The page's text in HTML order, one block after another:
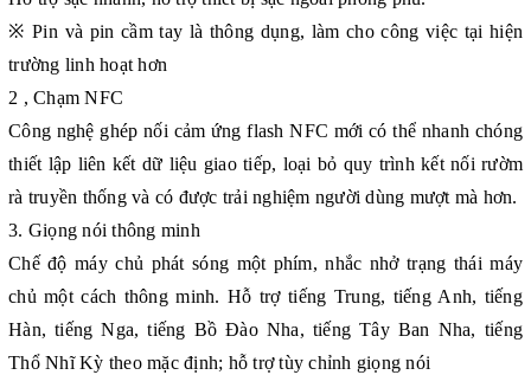
※ Pin và pin cầm tay là thông dụng, làm cho công việc tại hiện
trường linh hoạt hơn
2 , Chạm NFC
Công nghệ ghép nối cảm ứng flash NFC mới có thể nhanh chóng
thiết lập liên kết dữ liệu giao tiếp, loại bỏ quy trình kết nối rườm
rà truyền thống và có được trải nghiệm người dùng mượt mà hơn.
3. Giọng nói thông minh
Chế độ máy chủ phát sóng một phím, nhắc nhở trạng thái máy
chủ một cách thông minh. Hỗ trợ tiếng Trung, tiếng Anh, tiếng
Hàn, tiếng Nga, tiếng Bồ Đào Nha, tiếng Tây Ban Nha, tiếng
Thổ Nhĩ Kỳ theo mặc định; hỗ trợ tùy chỉnh giọng nói